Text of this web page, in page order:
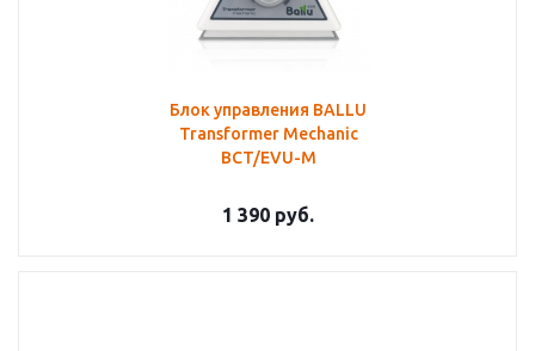
Блок управления BALLU
Transformer Mechanic
BCT/EVU-M
1 390 руб.